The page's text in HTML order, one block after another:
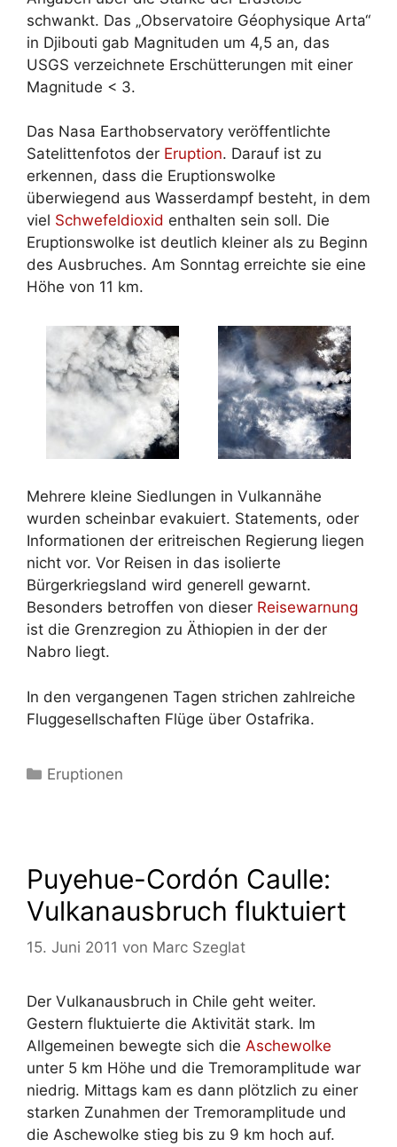
schwankt. Das „Observatoire Géophysique Arta“
in Djibouti gab Magnituden um 4,5 an, das
USGS verzeichnete Erschütterungen mit einer
Magnitude < 3.
Das Nasa Earthobservatory veröffentlichte
Satelittenfotos der Eruption. Darauf ist zu
erkennen, dass die Eruptionswolke
überwiegend aus Wasserdampf besteht, in dem
viel Schwefeldioxid enthalten sein soll. Die
Eruptionswolke ist deutlich kleiner als zu Beginn
des Ausbruches. Am Sonntag erreichte sie eine
Höhe von 11 km.
Mehrere kleine Siedlungen in Vulkannähe
wurden scheinbar evakuiert. Statements, oder
Informationen der eritreischen Regierung liegen
nicht vor. Vor Reisen in das isolierte
Bürgerkriegsland wird generell gewarnt.
Besonders betroffen von dieser Reisewarnung
ist die Grenzregion zu Äthiopien in der der
Nabro liegt.
In den vergangenen Tagen strichen zahlreiche
Fluggesellschaften Flüge über Ostafrika.
Kategorien
Eruptionen
Puyehue-Cordón Caulle:
Vulkanausbruch fluktuiert
15. Juni 2011 von Marc Szeglat
Der Vulkanausbruch in Chile geht weiter.
Gestern fluktuierte die Aktivität stark. Im
Allgemeinen bewegte sich die Aschewolke
unter 5 km Höhe und die Tremoramplitude war
niedrig. Mittags kam es dann plötzlich zu einer
starken Zunahmen der Tremoramplitude und
die Aschewolke stieg bis zu 9 km hoch auf.